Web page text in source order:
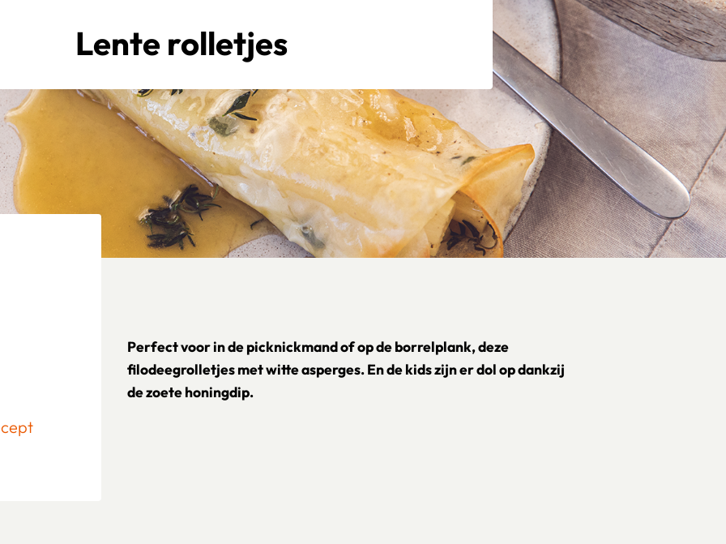
Lente rolletjes
Perfect voor in de picknickmand of op de borrelplank, deze
filodeegrolletjes met witte asperges. En de kids zijn er dol op dankzij
de zoete honingdip.